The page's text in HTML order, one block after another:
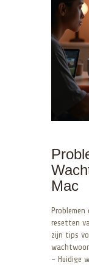
Mac
resetten
zijn tips
– Huidige